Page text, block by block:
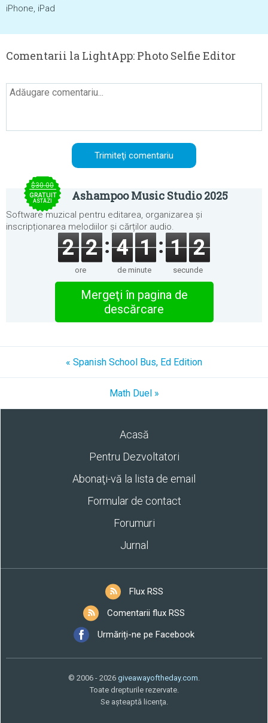
iPhone, iPad
Comentarii la LightApp: Photo Selfie Editor
$30.00
GRATUIT
ASTĂZI Ashampoo Music Studio 2025
Software muzical pentru editarea, organizarea și
inscripționarea melodiilor și cărților audio.
2 2
ore
4 1
de minute
1 2
secunde
Mergeţi în pagina de
descărcare
« Spanish School Bus, Ed Edition
Math Duel »
Acasă
Pentru Dezvoltatori
Abonaţi-vă la lista de email
Formular de contact
Forumuri
Jurnal
Flux RSS
Comentarii flux RSS
Urmăriți-ne pe Facebook
© 2006 - 2026 giveawayoftheday.com.
Toate drepturile rezervate.
Se aşteaptă licenţa.